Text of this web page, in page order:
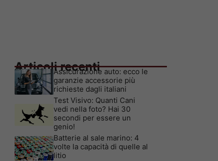
Articoli recenti
Assicurazione auto: ecco le
garanzie accessorie più
richieste dagli italiani
Test Visivo: Quanti Cani
vedi nella foto? Hai 30
secondi per essere un
genio!
Batterie al sale marino: 4
volte la capacità di quelle al
litio